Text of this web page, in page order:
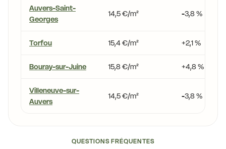
Auvers-Saint-
Georges
14,5 €/m² -3,8 %
Torfou 15,4 €/m² +2,1 %
Bouray-sur-Juine 15,8 €/m² +4,8 %
Villeneuve-sur-
Auvers
14,5 €/m² -3,8 %
QUESTIONS FRÉQUENTES